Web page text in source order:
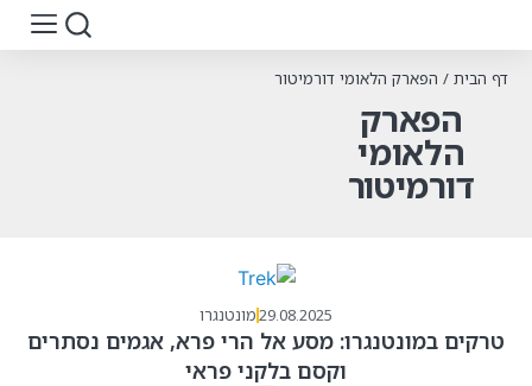
דף הבית / הפארק הלאומי דורמיטור
הפארק
הלאומי
דורמיטור
29.08.2025מונטנגרו
טרקים במונטנגרו: מסע אל הרי פרא, אגמים נסתרים
וקסם בלקני פראי